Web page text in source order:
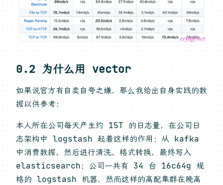
0.2 为什么用 vector
如果说官方有自卖自夸之嫌，那么我给出自身实践的数
据以供参考：
本人所在公司每天产生约 15T 的日志量，在公司日
志架构中 logstash 起着这样的作用：从 kafka
中消费数据，然后进行清洗、格式转换，最终写入
elasticsearch；公司一共有 34 台 16c64g 规
格的 logstash 机器，然而这样的高配集群在晚高